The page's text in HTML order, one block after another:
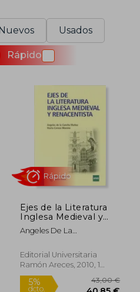
Usados
Rápido
Ejes de la Literatura
Inglesa Medieval y
Renacentista
Angeles De La
Moreno
Editorial Universitaria
Ramón Areces, 2010, 1
Edición, Tapa Blanda,
Nuevo